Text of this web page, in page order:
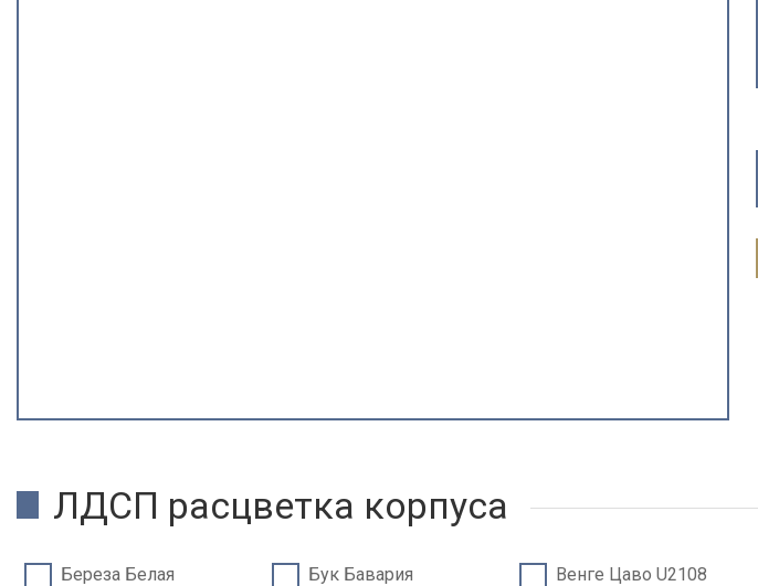
ЛДСП расцветка корпуса
Береза Белая
Бук Бавария
Венге Цаво U2108